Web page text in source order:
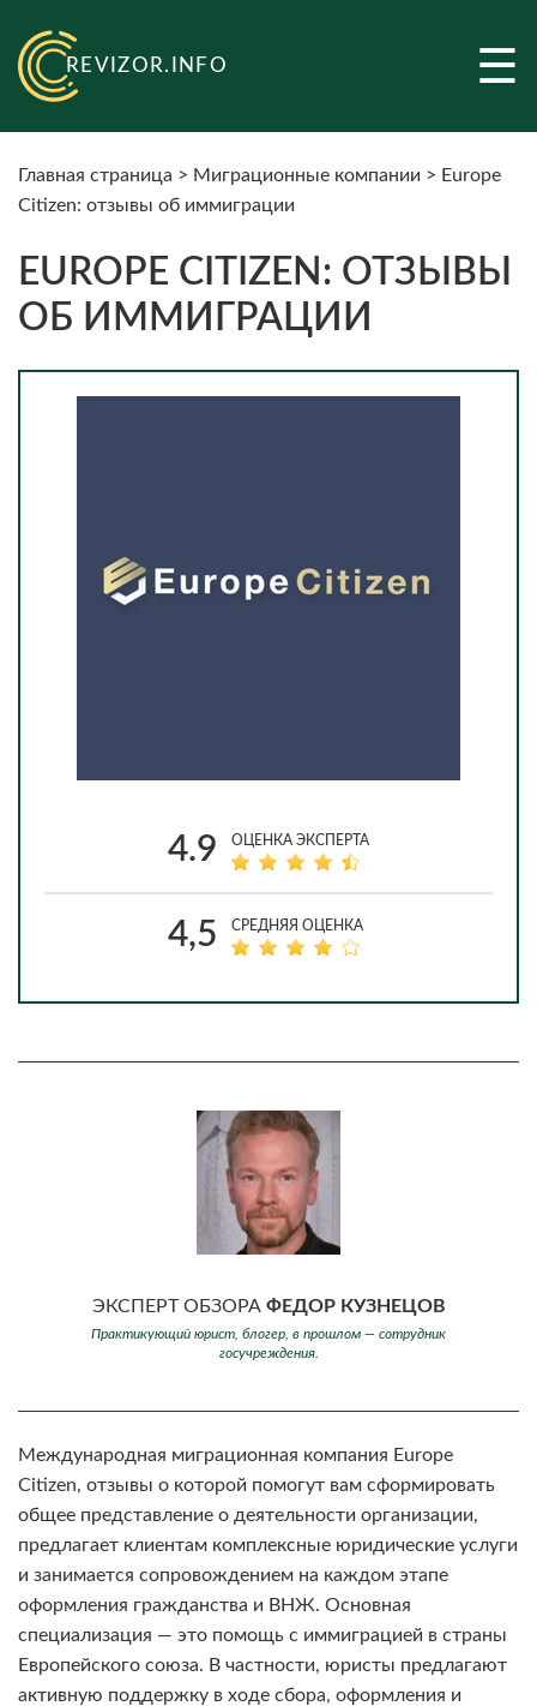
REVIZOR.INFO ☰
Главная страница > Миграционные компании > Europe
Citizen: отзывы об иммиграции
EUROPE CITIZEN: ОТЗЫВЫ
ОБ ИММИГРАЦИИ
4.9 ОЦЕНКА ЭКСПЕРТА
4,5 СРЕДНЯЯ ОЦЕНКА
ЭКСПЕРТ ОБЗОРА ФЕДОР КУЗНЕЦОВ
Практикующий юрист, блогер, в прошлом — сотрудник
госучреждения.
Международная миграционная компания Europe
Citizen, отзывы о которой помогут вам сформировать
общее представление о деятельности организации,
предлагает клиентам комплексные юридические услуги
и занимается сопровождением на каждом этапе
оформления гражданства и ВНЖ. Основная
специализация — это помощь с иммиграцией в страны
Европейского союза. В частности, юристы предлагают
активную поддержку в ходе сбора, оформления и